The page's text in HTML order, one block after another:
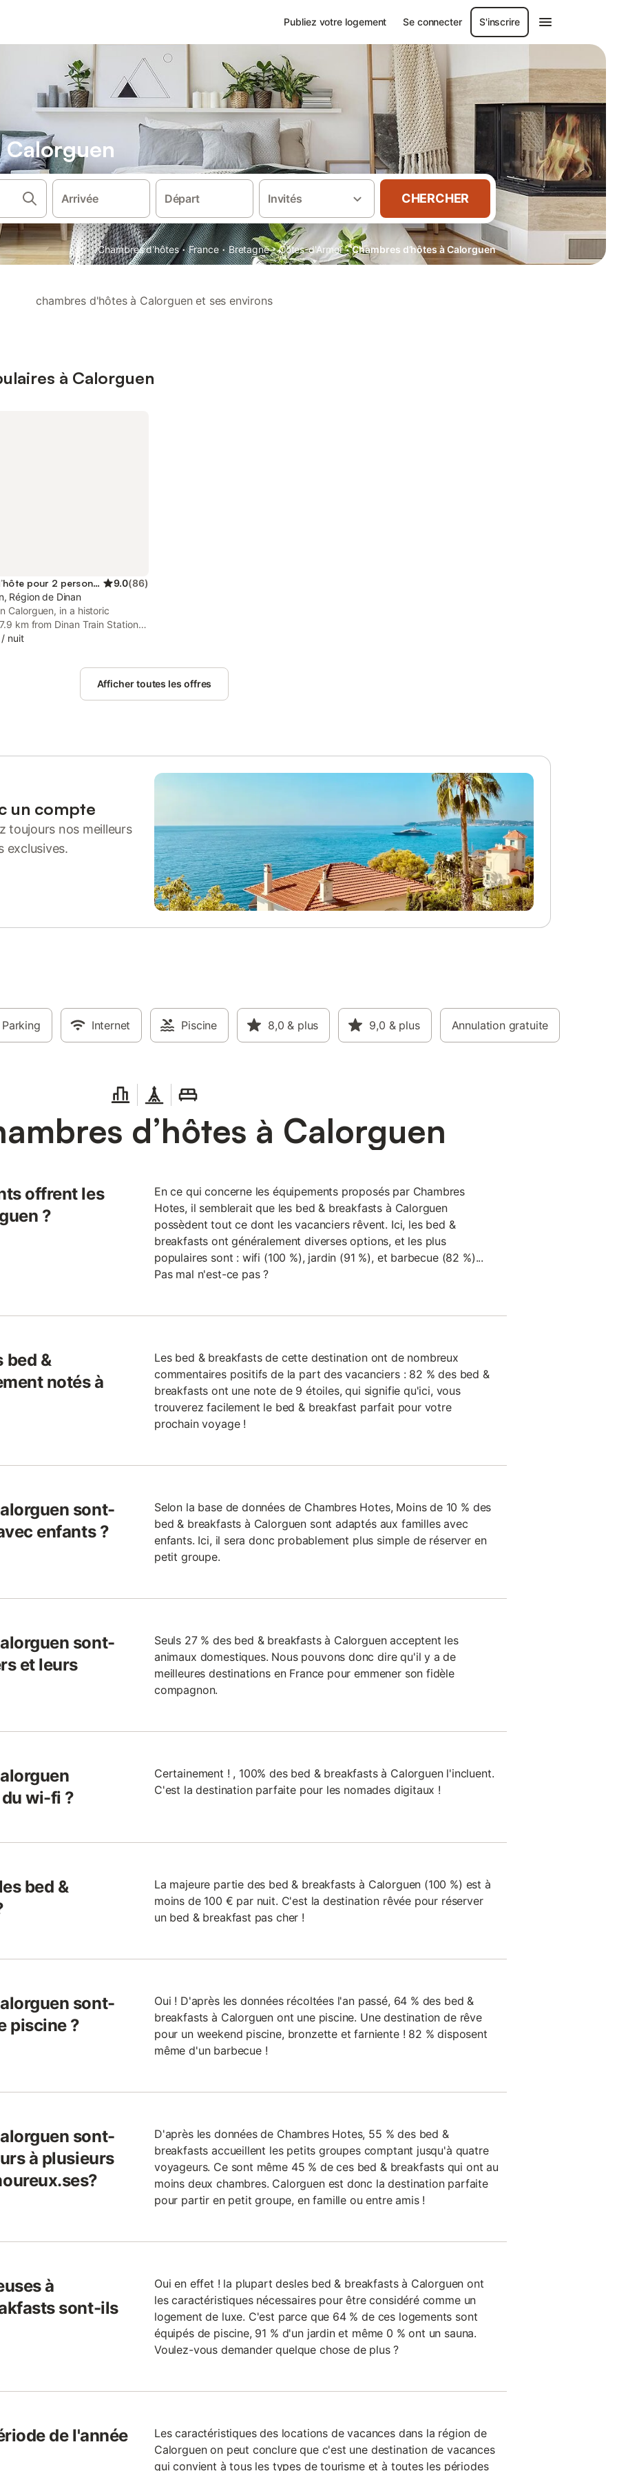
Publiez votre logement Se connecter S'inscrire
Arrivée Départ Invités CHERCHER
Chambres d'hôtes · France · Bretagne · Cotes-d'Armor · Chambres d’hôtes à Calorguen
chambres d'hôtes à Calorguen et ses environs
à Calorguen
Maison d’hôte pour 2 personnes 9.0(86)
Région de Dinan
Calorguen, in a historic
km from Dinan Train Station,
is a recently renovated
Featuring a shared kitchen, this
also provides guests with a
/ nuit
Afficher toutes les offres
un compte
toujours nos meilleurs
exclusives.
Parking Internet Piscine 8,0 & plus 9,0 & plus Annulation gratuite
d’hôtes à Calorguen
offrent les
?
En ce qui concerne les équipements proposés par Chambres
Hotes, il semblerait que les bed & breakfasts à Calorguen
possèdent tout ce dont les vacanciers rêvent. Ici, les bed &
breakfasts ont généralement diverses options, et les plus
populaires sont : wifi (100 %), jardin (91 %), et barbecue (82 %)...
Pas mal n'est-ce pas ?
bed &
notés à
Les bed & breakfasts de cette destination ont de nombreux
commentaires positifs de la part des vacanciers : 82 % des bed &
breakfasts ont une note de 9 étoiles, qui signifie qu'ici, vous
trouverez facilement le bed & breakfast parfait pour votre
prochain voyage !
sont-
enfants ?
Selon la base de données de Chambres Hotes, Moins de 10 % des
bed & breakfasts à Calorguen sont adaptés aux familles avec
enfants. Ici, il sera donc probablement plus simple de réserver en
petit groupe.
sont-
et leurs
Seuls 27 % des bed & breakfasts à Calorguen acceptent les
animaux domestiques. Nous pouvons donc dire qu'il y a de
meilleures destinations en France pour emmener son fidèle
compagnon.
wi-fi ?
Certainement ! , 100% des bed & breakfasts à Calorguen l'incluent.
C'est la destination parfaite pour les nomades digitaux !
bed &
La majeure partie des bed & breakfasts à Calorguen (100 %) est à
moins de 100 € par nuit. C'est la destination rêvée pour réserver
un bed & breakfast pas cher !
sont-
piscine ?
Oui ! D'après les données récoltées l'an passé, 64 % des bed &
breakfasts à Calorguen ont une piscine. Une destination de rêve
pour un weekend piscine, bronzette et farniente ! 82 % disposent
même d'un barbecue !
sont-
à plusieurs
D'après les données de Chambres Hotes, 55 % des bed &
breakfasts accueillent les petits groupes comptant jusqu'à quatre
voyageurs. Ce sont même 45 % de ces bed & breakfasts qui ont au
moins deux chambres. Calorguen est donc la destination parfaite
pour partir en petit groupe, en famille ou entre amis !
à
sont-ils
Oui en effet ! la plupart desles bed & breakfasts à Calorguen ont
les caractéristiques nécessaires pour être considéré comme un
logement de luxe. C'est parce que 64 % de ces logements sont
équipés de piscine, 91 % d'un jardin et même 0 % ont un sauna.
Voulez-vous demander quelque chose de plus ?
de l'année
Les caractéristiques des locations de vacances dans la région de
Calorguen on peut conclure que c'est une destination de vacances
qui convient à tous les types de tourisme et à toutes les périodes